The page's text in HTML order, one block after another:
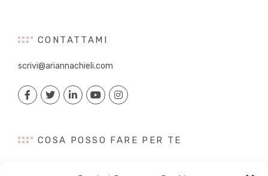
CONTATTAMI
scrivi@ariannachieli.com
COSA POSSO FARE PER TE